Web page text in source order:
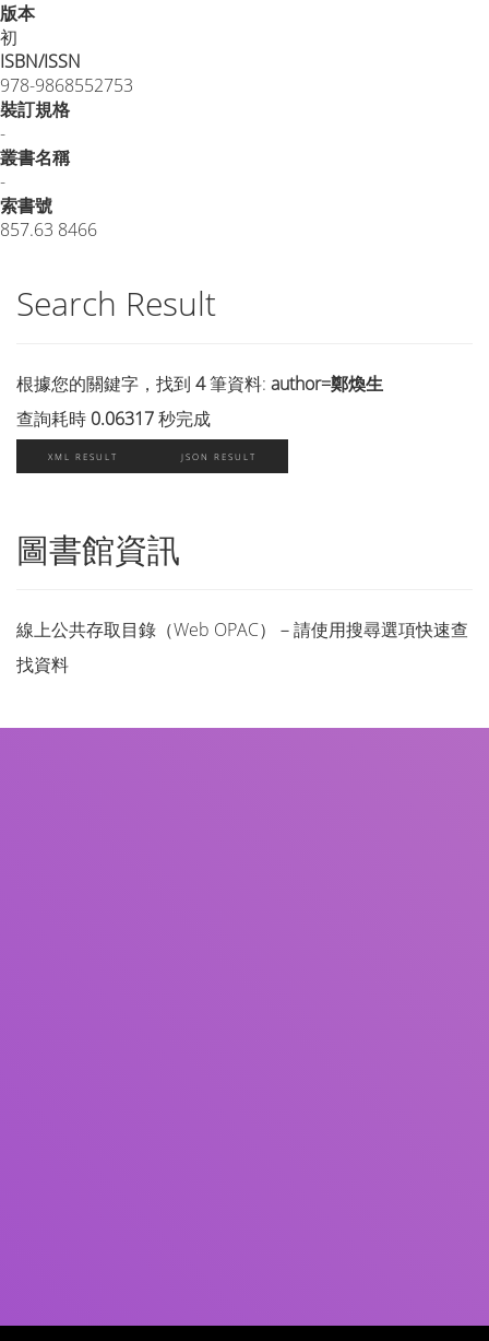
版本
初
ISBN/ISSN
978-9868552753
裝訂規格
-
叢書名稱
-
索書號
857.63 8466
Search Result
根據您的關鍵字，找到 4筆資料: author=鄭煥生
查詢耗時 0.06317秒完成
XML RESULT JSON RESULT
圖書館資訊
線上公共存取目錄（Web OPAC）－請使用搜尋選項快速查
找資料